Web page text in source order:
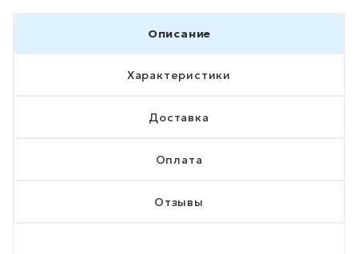
Описание
Характеристики
Доставка
Оплата
Отзывы